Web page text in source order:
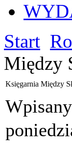
Start
Między
Księgarnia Między